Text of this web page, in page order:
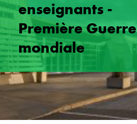
enseignants -
Première Guerre
mondiale